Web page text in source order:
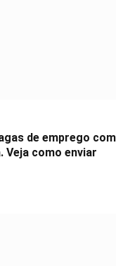
de emprego com
como enviar